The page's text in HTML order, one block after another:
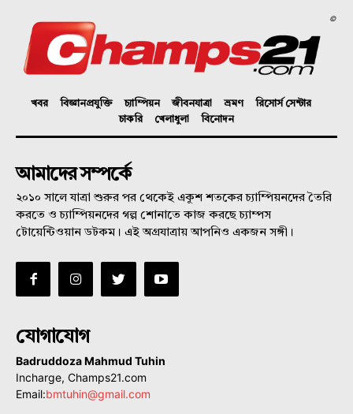
©
খবর বিজ্ঞানপ্রযুক্তি চ্যাম্পিয়ন জীবনযাত্রা ভ্রমণ
রিসোর্স সেন্টার
চাকরি
খেলাধুলা বিনোদন
আমাদের সম্পর্কে
২০১০ সালে যাত্রা শুরুর পর থেকেই একুশ শতকের চ্যাম্পিয়নদের তৈরি
করতে ও চ্যাম্পিয়নদের গল্প শোনাতে কাজ করছে চ্যাম্পস
টোয়েন্টিওয়ান ডটকম। এই অগ্রযাত্রায় আপনিও একজন সঙ্গী।
যোগাযোগ
Badruddoza Mahmud Tuhin
Incharge, Champs21.com
Email:bmtuhin@gmail.com